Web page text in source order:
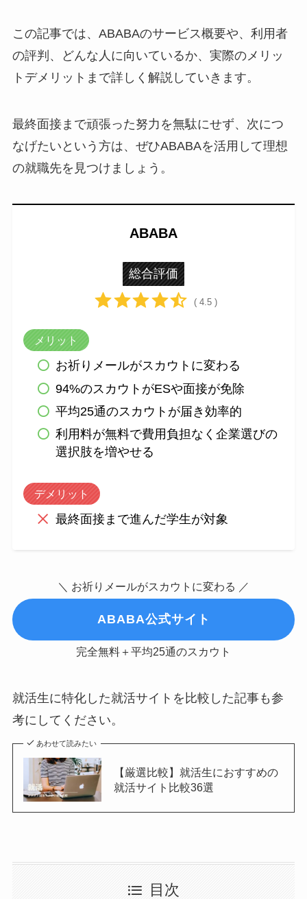
この記事では、ABABAのサービス概要や、利用者
の評判、どんな人に向いているか、実際のメリッ
トデメリットまで詳しく解説していきます。
最終面接まで頑張った努力を無駄にせず、次につ
なげたいという方は、ぜひABABAを活用して理想
の就職先を見つけましょう。
ABABA
総合評価
( 4.5 )
メリット
お祈りメールがスカウトに変わる
94%のスカウトがESや面接が免除
平均25通のスカウトが届き効率的
利用料が無料で費用負担なく企業選びの
選択肢を増やせる
デメリット
最終面接まで進んだ学生が対象
＼ お祈りメールがスカウトに変わる ／
ABABA公式サイト
完全無料＋平均25通のスカウト
就活生に特化した就活サイトを比較した記事も参
考にしてください。
あわせて読みたい
【厳選比較】就活生におすすめの
就活サイト比較36選
目次